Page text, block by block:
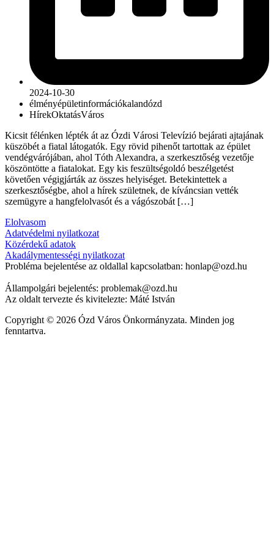
2024-10-30
élményépületinformációkalandózd
HírekOktatásVáros
Kicsit félénken lépték át az Ózdi Városi Televízió bejárati ajtajának
küszöbét a fiatal látogatók. Egy rövid pihenőt tartottak az épület
vendégvárójában, ahol Tóth Alexandra, a szerkesztőség vezetője
köszöntötte a fiatalokat. Egy kis feszültségoldó beszélgetést
követően végigjárták az összes helyiséget. Betekintettek a
szerkesztőségbe, ahol a hírek születnek, de kíváncsian vették
szemügyre a hangfelolvasót és a vágószobát […]
Elolvasom
Adatvédelmi nyilatkozat
Közérdekű adatok
Akadálymentességi nyilatkozat
Probléma bejelentése az oldallal kapcsolatban: honlap@ozd.hu
Állampolgári bejelentés: problemak@ozd.hu
Az oldalt tervezte és kivitelezte: Máté István
Copyright © 2026 Ózd Város Önkormányzata. Minden jog
fenntartva.